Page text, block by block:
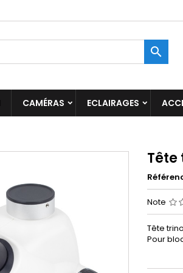

CAMÉRAS ECLAIRAGES
Tête
Note
Tête
Pour